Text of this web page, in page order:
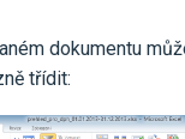
dokumentu
třídit: